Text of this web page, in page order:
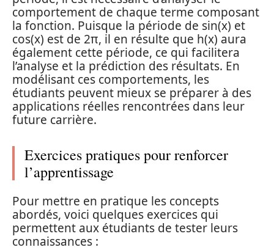
comportement de chaque terme composant
la fonction. Puisque la période de sin(x) et
cos(x) est de 2π, il en résulte que h(x) aura
également cette période, ce qui facilitera
l’analyse et la prédiction des résultats. En
modélisant ces comportements, les
étudiants peuvent mieux se préparer à des
applications réelles rencontrées dans leur
future carrière.
Exercices pratiques pour renforcer
l’apprentissage
Pour mettre en pratique les concepts
abordés, voici quelques exercices qui
permettent aux étudiants de tester leurs
connaissances :